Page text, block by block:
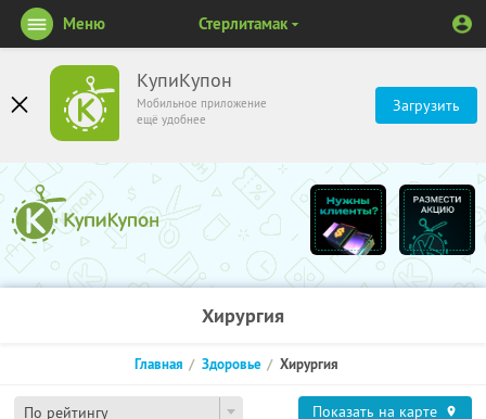
КупиКупон
Мобильное приложение
ещё удобнее
Загрузить
Меню Стерлитамак
Хирургия
По рейтингу
Главная Здоровье Хирургия
Показать на карте